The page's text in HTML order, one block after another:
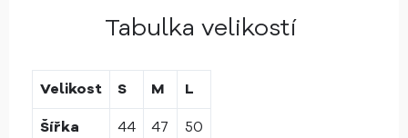
Tabulka velikostí
Velikost S M
L
Šířka
44 47
50